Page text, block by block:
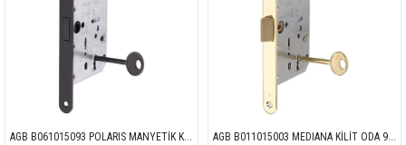
AGB B061015093 POLARIS MANYETİK KİLİT ODA 90x50 MAT SİYAH AGB B011015003 MEDIANA KİLİT ODA 90x50 SARI